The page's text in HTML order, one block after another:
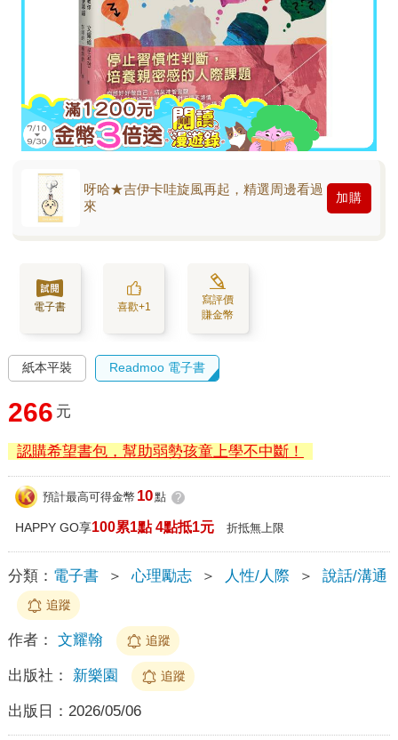
呀哈★吉伊卡哇旋風再起，精選周邊看過
來
加購
電子書 喜歡+1
寫評價
賺金幣
紙本平裝 Readmoo 電子書
266 元
認購希望書包，幫助弱勢孩童上學不中斷！
預計最高可得金幣 10點 ?
HAPPY GO享100累1點 4點抵1元 折抵無上限
分類： 電子書 ＞ 心理勵志 ＞ 人性/人際 ＞ 說話/溝通
追蹤
作者： 文耀翰 追蹤
出版社： 新樂園 追蹤
出版日： 2026/05/06